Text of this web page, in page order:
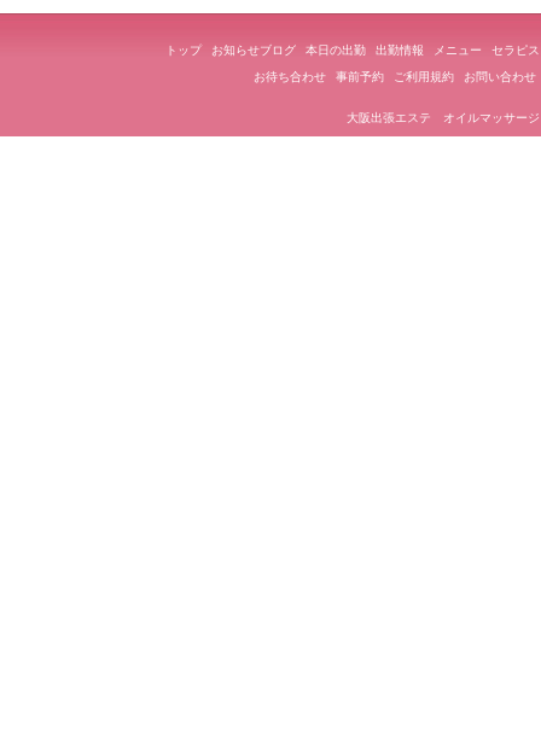
ビ
ョ
トップ お知らせブログ 本日の出勤 出勤情報 メニュー
セラピ
お待ち合わせ
事前予約 ご利用規約 お問い合わせ
大阪出張エステ オイルマッサー